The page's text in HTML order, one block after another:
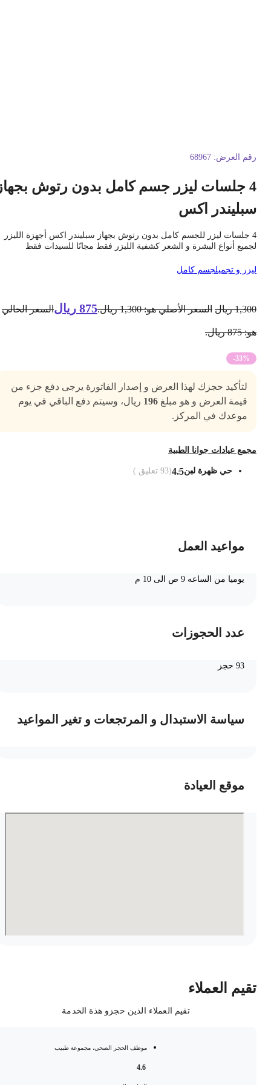
العرض: 68967
4 جلسات ليزر جسم كامل بدون رتوش بجهاز
اكس
4 جلسات ليزر للجسم كامل بدون رتوش بجهاز سبليندر اكس أجهزة الليزر
أنواع البشرة و الشعر كشفية الليزر فقط مجانًا للسيدات فقط
و تجميلجسم كامل
ريال السعر الأصلي هو: 1,300 ريال. 875 ريال السعر الحالي
-33%
لتأكيد حجزك لهذا العرض و إصدار الفاتورة يرجى دفع جزء من
قيمة العرض و هو مبلغ196 ريال، وسيتم دفع الباقي في يوم
موعدك في المركز.
عيادات جوانا الطبية
حي ظهرة لبن4.5
(
93تعليق )
مواعيد العمل
يوميا من الساعه 9 ص الى 10 م
عدد الحجوزات
سياسة الاستبدال و المرتجعات و تغير المواعيد
موقع العيادة
العملاء
تقيم العملاء الذين حجزو هذة الخدمة
موظف الحجر الصحي، مجموعة طبيب